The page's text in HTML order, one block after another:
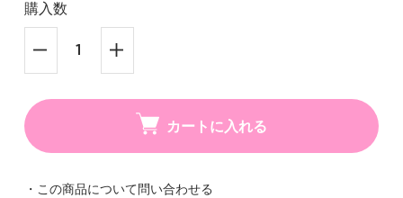
購入数
カートに入れる
・この商品について問い合わせる